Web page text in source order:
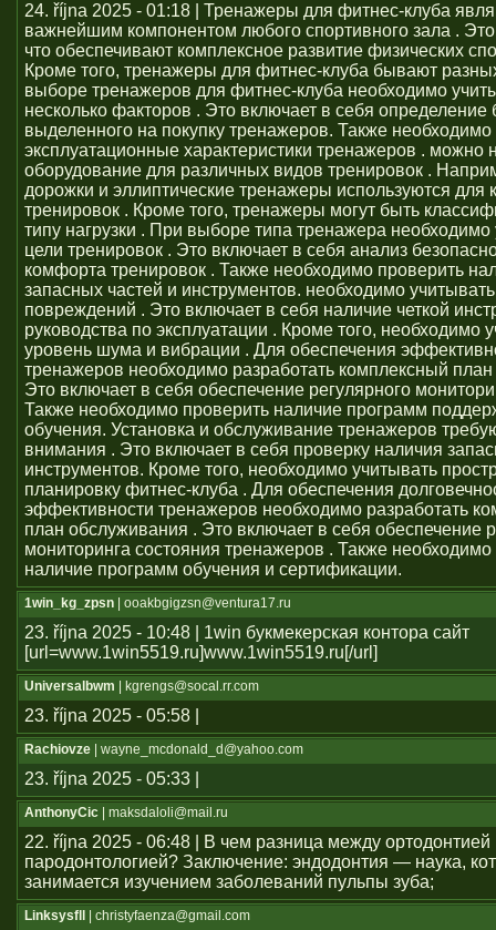
24. října 2025 - 01:18 | Тренажеры для фитнес-клуба
важнейшим компонентом любого спортивного зала .
что обеспечивают комплексное развитие физических
Кроме того, тренажеры для фитнес-клуба бывают
выборе тренажеров для фитнес-клуба необходимо
несколько факторов . Это включает в себя определение
выделенного на покупку тренажеров. Также необходимо
эксплуатационные характеристики тренажеров . можно
оборудование для различных видов тренировок .
дорожки и эллиптические тренажеры используются для
тренировок . Кроме того, тренажеры могут быть
типу нагрузки . При выборе типа тренажера необходимо
цели тренировок . Это включает в себя анализ
комфорта тренировок . Также необходимо проверить
запасных частей и инструментов. необходимо
повреждений . Это включает в себя наличие четкой
руководства по эксплуатации . Кроме того, необходимо
уровень шума и вибрации . Для обеспечения
тренажеров необходимо разработать комплексный план
Это включает в себя обеспечение регулярного
Также необходимо проверить наличие программ
обучения. Установка и обслуживание тренажеров
внимания . Это включает в себя проверку наличия
инструментов. Кроме того, необходимо учитывать
планировку фитнес-клуба . Для обеспечения
эффективности тренажеров необходимо разработать
план обслуживания . Это включает в себя обеспечение
мониторинга состояния тренажеров . Также необходимо
наличие программ обучения и сертификации.
1win_kg_zpsn | ooakbgigzsn@ventura17.ru
23. října 2025 - 10:48 | 1win букмекерская контора сайт
[url=www.1win5519.ru]www.1win5519.ru[/url]
Universalbwm | kgrengs@socal.rr.com
23. října 2025 - 05:58 |
Rachiovze | wayne_mcdonald_d@yahoo.com
23. října 2025 - 05:33 |
AnthonyCic | maksdaloli@mail.ru
22. října 2025 - 06:48 | В чем разница между ортодонтией
пародонтологией? Заключение: эндодонтия — наука,
занимается изучением заболеваний пульпы зуба;
Linksysfll | christyfaenza@gmail.com